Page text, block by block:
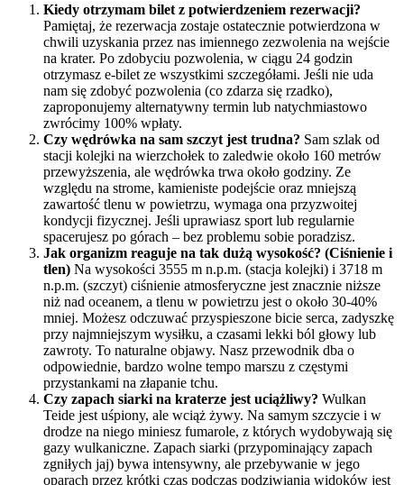
Kiedy otrzymam bilet z potwierdzeniem rezerwacji?
Pamiętaj, że rezerwacja zostaje ostatecznie potwierdzona w
chwili uzyskania przez nas imiennego zezwolenia na wejście
na krater. Po zdobyciu pozwolenia, w ciągu 24 godzin
otrzymasz e-bilet ze wszystkimi szczegółami. Jeśli nie uda
nam się zdobyć pozwolenia (co zdarza się rzadko),
zaproponujemy alternatywny termin lub natychmiastowo
zwrócimy 100% wpłaty.
Czy wędrówka na sam szczyt jest trudna? Sam szlak od
stacji kolejki na wierzchołek to zaledwie około 160 metrów
przewyższenia, ale wędrówka trwa około godziny. Ze
względu na strome, kamieniste podejście oraz mniejszą
zawartość tlenu w powietrzu, wymaga ona przyzwoitej
kondycji fizycznej. Jeśli uprawiasz sport lub regularnie
spacerujesz po górach – bez problemu sobie poradzisz.
Jak organizm reaguje na tak dużą wysokość? (Ciśnienie i
tlen) Na wysokości 3555 m n.p.m. (stacja kolejki) i 3718 m
n.p.m. (szczyt) ciśnienie atmosferyczne jest znacznie niższe
niż nad oceanem, a tlenu w powietrzu jest o około 30-40%
mniej. Możesz odczuwać przyspieszone bicie serca, zadyszkę
przy najmniejszym wysiłku, a czasami lekki ból głowy lub
zawroty. To naturalne objawy. Nasz przewodnik dba o
odpowiednie, bardzo wolne tempo marszu z częstymi
przystankami na złapanie tchu.
Czy zapach siarki na kraterze jest uciążliwy? Wulkan
Teide jest uśpiony, ale wciąż żywy. Na samym szczycie i w
drodze na niego miniesz fumarole, z których wydobywają się
gazy wulkaniczne. Zapach siarki (przypominający zapach
zgniłych jaj) bywa intensywny, ale przebywanie w jego
oparach przez krótki czas podczas podziwiania widoków jest